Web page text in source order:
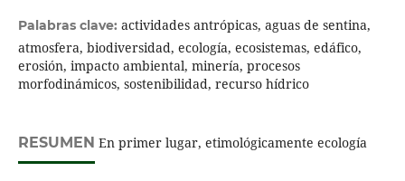
Palabras clave: actividades antrópicas, aguas de sentina,
atmosfera, biodiversidad, ecología, ecosistemas, edáfico,
erosión, impacto ambiental, minería, procesos
morfodinámicos, sostenibilidad, recurso hídrico
RESUMEN En primer lugar, etimológicamente ecología